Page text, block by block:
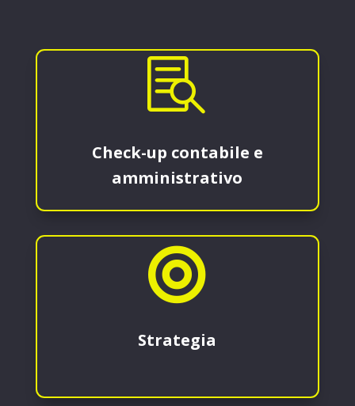

Check-up contabile e
amministrativo

Strategia